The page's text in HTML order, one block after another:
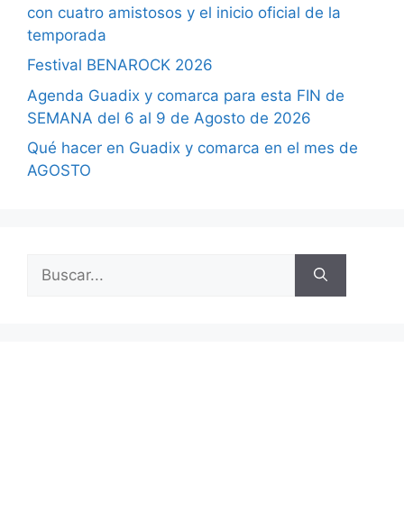
con cuatro amistosos y el inicio oficial de la
temporada
Festival BENAROCK 2026
Agenda Guadix y comarca para esta FIN de
SEMANA del 6 al 9 de Agosto de 2026
Qué hacer en Guadix y comarca en el mes de
AGOSTO
Buscar: